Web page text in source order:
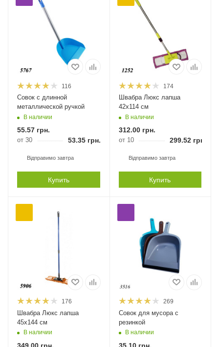
116
Совок с длинной
металлической ручкой
В наличии
55.57 грн.
от 30 53.35 грн.
Відправимо завтра
Купить
174
Швабра Люкс лапша
42х114 см
В наличии
312.00грн.
от 10 299.52грн.
Відправимо завтра
Купить
176
Швабра Люкс лапша
45х144 см
В наличии
349.00 грн.
269
Совок для мусора с
резинкой
В наличии
35.10грн.